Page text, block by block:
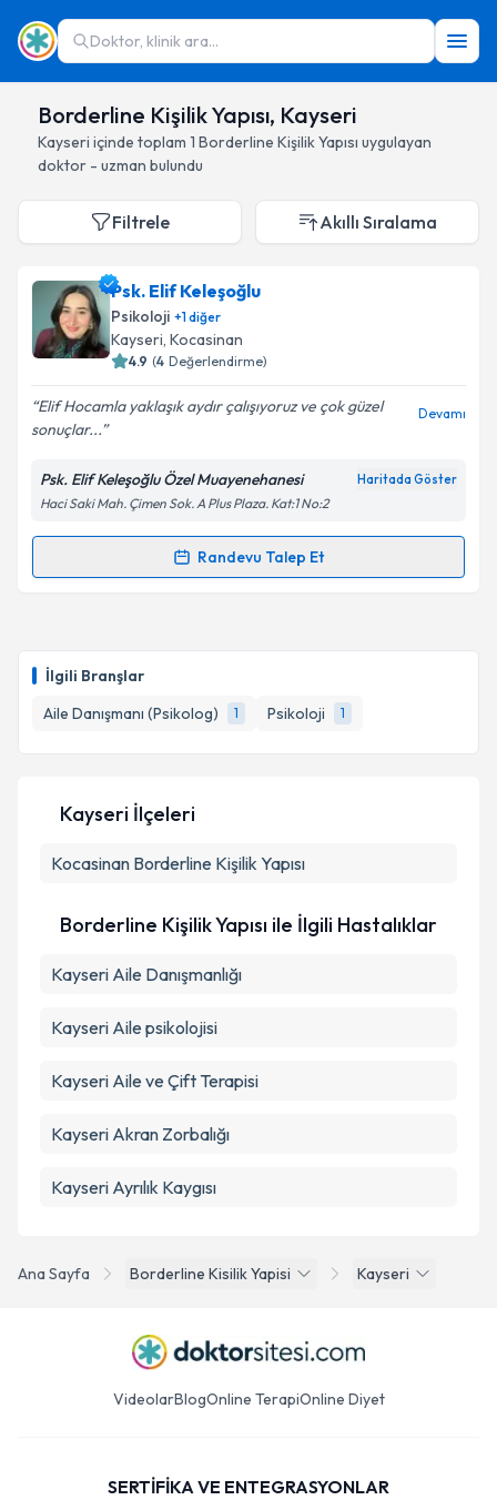
Doktor, klinik ara...
Borderline Kişilik Yapısı, Kayseri
Kayseri içinde toplam 1 Borderline Kişilik Yapısı uygulayan
doktor - uzman bulundu
İlgili Branşlar
Aile Danışmanı (Psikolog)
1 Psikoloji 1
Filtrele Akıllı Sıralama
Psk. Elif Keleşoğlu
Psikoloji +1diğer
Kayseri, Kocasinan
4.9 (4 Değerlendirme)
Elif Hocamla yaklaşık aydır çalışıyoruz ve çok güzel
sonuçlar...
Devamı
Psk. Elif Keleşoğlu Özel Muayenehanesi Haritada Göster
Haci Saki Mah. Çimen Sok. A Plus Plaza. Kat:1 No:2
Randevu Talep Et
Randevu Takvimi Talebi
takvim hazırlandığında e-posta ile bilgilendireceğiz.
Metni'ni okudum ve kişisel verilerimin belirtilen
Ana Sayfa Borderline Kisilik Yapisi Kayseri
Kayseri İlçeleri
Kocasinan Borderline Kişilik Yapısı
Borderline Kişilik Yapısı ile İlgili Hastalıklar
Kayseri Aile Danışmanlığı
Kayseri Aile psikolojisi
Kayseri Aile ve Çift Terapisi
Kayseri Akran Zorbalığı
Kayseri Ayrılık Kaygısı
VideolarBlogOnline TerapiOnline Diyet
SERTİFİKA VE ENTEGRASYONLAR